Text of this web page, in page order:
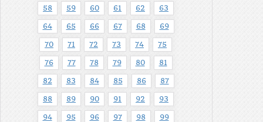
58 59 60 61 62 63
64 65 66 67 68 69
70 71 72 73 74 75
76 77 78 79 80 81
82 83 84 85 86 87
88 89 90 91 92 93
94 95 96 97 98 99